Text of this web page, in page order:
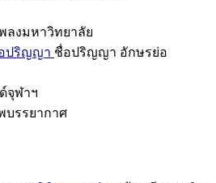
พลงมหาวิทยาลัย
ปริญญา ชื่อปริญญา อักษรย่อ
จุฬาฯ
บรรยากาศ